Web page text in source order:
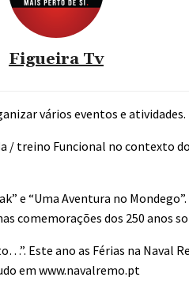
Figueira Tv
vários eventos e atividades.
/ treino Funcional no contexto
e “Uma Aventura no
dos 250 anos
Este ano as Férias na Naval
em www.navalremo.pt